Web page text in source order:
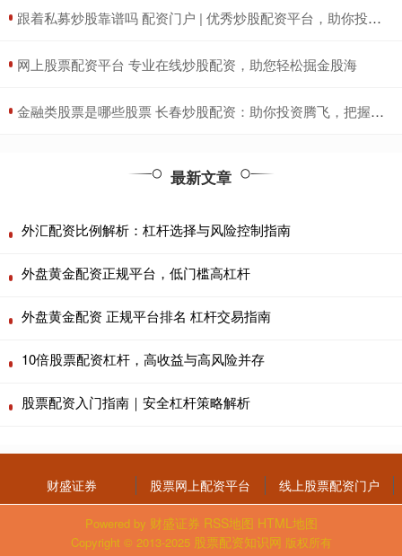
​跟着私募炒股靠谱吗 配资门户 | 优秀炒股配资平台，助你投资更轻松
​网上股票配资平台 专业在线炒股配资，助您轻松掘金股海
​金融类股票是哪些股票 长春炒股配资：助你投资腾飞，把握财富机遇
最新文章
外汇配资比例解析：杠杆选择与风险控制指南
外盘黄金配资正规平台，低门槛高杠杆
外盘黄金配资 正规平台排名 杠杆交易指南
10倍股票配资杠杆，高收益与高风险并存
股票配资入门指南｜安全杠杆策略解析
财盛证券 股票网上配资平台 线上股票配资门户
Powered by 财盛证券 RSS地图 HTML地图
Copyright © 2013-2025 股票配资知识网 版权所有